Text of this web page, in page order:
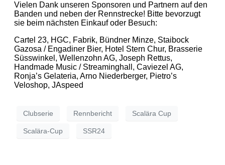
Vielen Dank unseren Sponsoren und Partnern auf den
Banden und neben der Rennstrecke! Bitte bevorzugt
sie beim nächsten Einkauf oder Besuch:
Cartel 23, HGC, Fabrik, Bündner Minze, Staibock
Gazosa / Engadiner Bier, Hotel Stern Chur, Brasserie
Süsswinkel, Wellenzohn AG, Joseph Rettus,
Handmade Music / Streaminghall, Caviezel AG,
Ronja’s Gelateria, Arno Niederberger, Pietro’s
Veloshop, JAspeed
Clubserie Rennbericht Scalära Cup
Scalära-Cup SSR24